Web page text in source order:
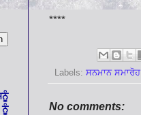
****
Labels: ਸਨਮਾਨ ਸਮਾਰੋਹ
No comments:
ਨੂੰ